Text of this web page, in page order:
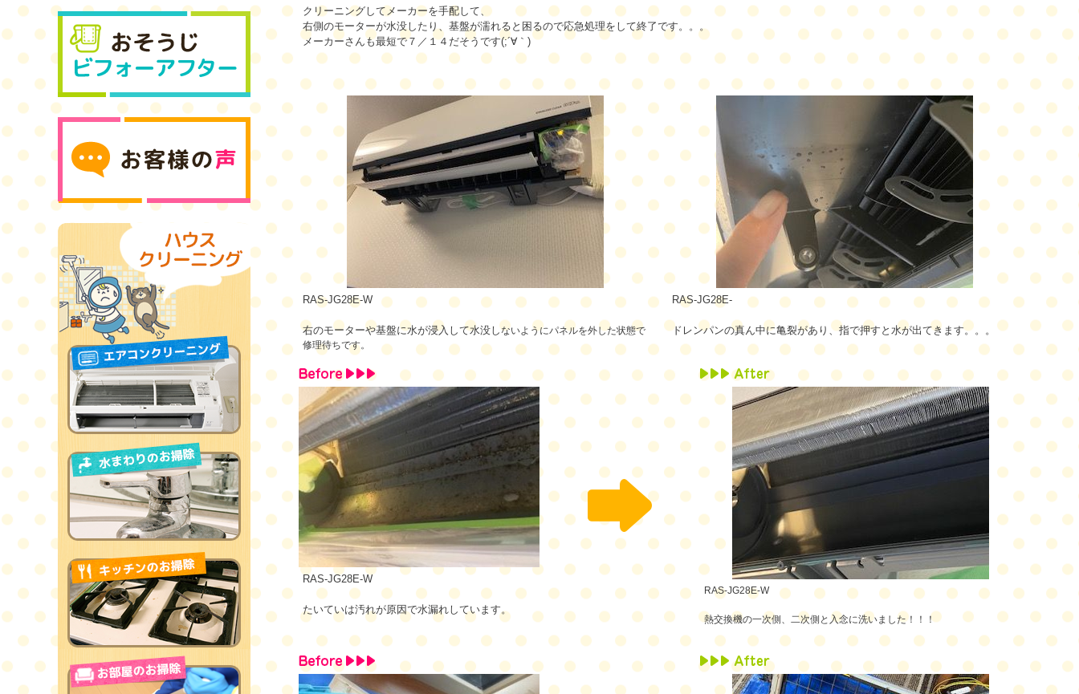
クリーニングしてメーカーを手配して、
右側のモーターが水没したり、基盤が濡れると困るので応急処理をして終了です。。。
メーカーさんも最短で７／１４だそうです(;´∀｀)
RAS-JG28E-W
右のモーターや基盤に水が浸入して水没しないようにパネルを外した状態で
修理待ちです。
RAS-JG28E-
ドレンパンの真ん中に亀裂があり、指で押すと水が出てきます。。。
RAS-JG28E-W
たいていは汚れが原因で水漏れしています。
RAS-JG28E-W
熱交換機の一次側、二次側と入念に洗いました！！！